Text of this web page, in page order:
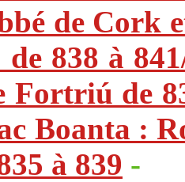
de Cork
838 à
Fortriú de
Boanta :
à 839 -